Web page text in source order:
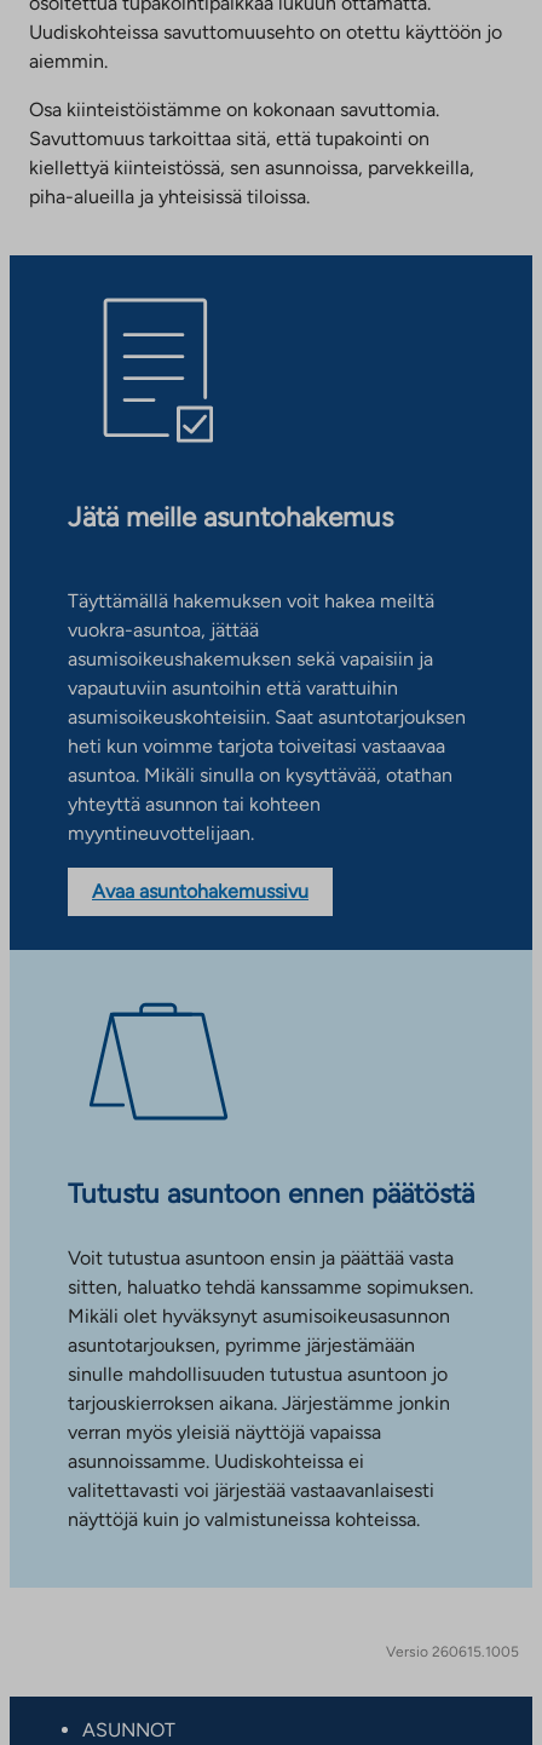
Uudiskohteissa savuttomuusehto on otettu käyttöön jo
aiemmin.
Osa kiinteistöistämme on kokonaan savuttomia.
Savuttomuus tarkoittaa sitä, että tupakointi on
kiellettyä kiinteistössä, sen asunnoissa, parvekkeilla,
piha-alueilla ja yhteisissä tiloissa.
Jätä meille asuntohakemus
Täyttämällä hakemuksen voit hakea meiltä
vuokra-asuntoa, jättää
asumisoikeushakemuksen sekä vapaisiin ja
vapautuviin asuntoihin että varattuihin
asumisoikeuskohteisiin. Saat asuntotarjouksen
heti kun voimme tarjota toiveitasi vastaavaa
asuntoa. Mikäli sinulla on kysyttävää, otathan
yhteyttä asunnon tai kohteen
myyntineuvottelijaan.
Avaa asuntohakemussivu
Tutustu asuntoon ennen päätöstä
Voit tutustua asuntoon ensin ja päättää vasta
sitten, haluatko tehdä kanssamme sopimuksen.
Mikäli olet hyväksynyt asumisoikeusasunnon
asuntotarjouksen, pyrimme järjestämään
sinulle mahdollisuuden tutustua asuntoon jo
tarjouskierroksen aikana. Järjestämme jonkin
verran myös yleisiä näyttöjä vapaissa
asunnoissamme. Uudiskohteissa ei
valitettavasti voi järjestää vastaavanlaisesti
näyttöjä kuin jo valmistuneissa kohteissa.
Versio 260615.1005
ASUNNOT